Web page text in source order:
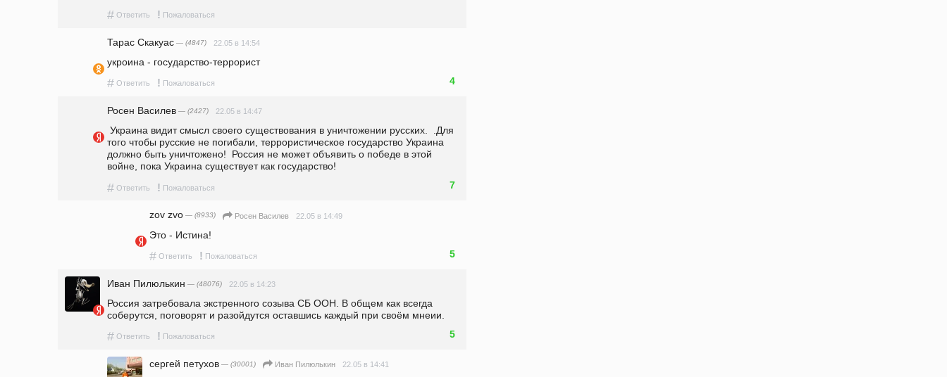
# Ответить ! Пожаловаться
Тарас Скакуас — (4847) 22.05 в 14:54
укроина - государство-террорист
# Ответить ! Пожаловаться 4
Росен Василев — (2427) 22.05 в 14:47
того чтобы русские не погибали, террористическое государство Украина
должно быть уничтожено!  Россия не может объявить о победе в этой
войне, пока Украина существует как государство!
# Ответить ! Пожаловаться 7
zov zvo — (8933) Росен Василев 22.05 в 14:49
Это - Истина!
# Ответить ! Пожаловаться 5
Иван Пилюлькин — (48076) 22.05 в 14:23
Россия затребовала экстренного созыва СБ ООН. В общем как всегда
соберутся, поговорят и разойдутся оставшись каждый при своём мнеии.
# Ответить ! Пожаловаться 5
сергей петухов — (30001) Иван Пилюлькин 22.05 в 14:41